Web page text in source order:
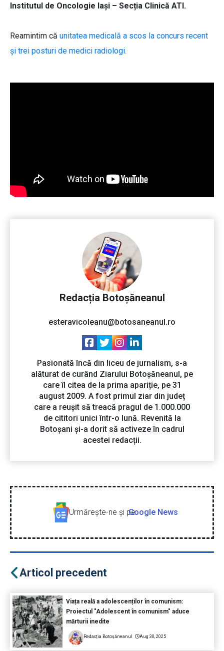
Institutul de Oncologie Iași – Secția Clinică ATI.
Reamintim că unitatea medicală a scos la concurs recent
și trei posturi de medici radiologi.
Redacția Botoșăneanul
esteravicoleanu@botosaneanul.ro
Pasionată încă din liceu de jurnalism, s-a
alăturat de curând Ziarului Botoșăneanul, pe
care îl citea de la prima apariție, pe 31
august 2009. A fost primul ziar din județ
care a reușit să treacă pragul de 1.000.000
de cititori unici într-o lună. Revenită la
Botoșani și-a dorit să activeze în cadrul
acestei redacții.
Urmăreşte-ne şi peGoogle News
Articol precedent
Viața reală a adolescenților în comunism:
Proiectul "Adolescent în comunism" aduce
mărturii inedite
Redacția Botoșăneanul Aug 30, 2025